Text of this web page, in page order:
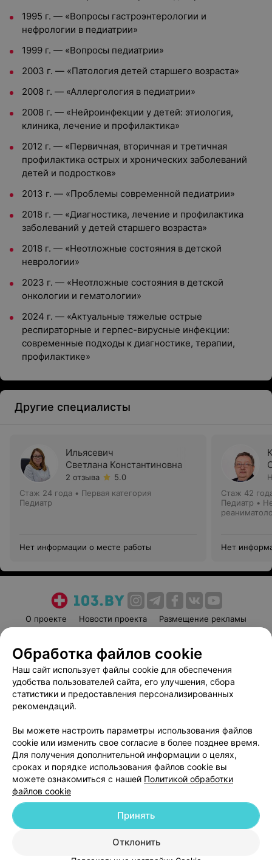
1995 г. — «Вопросы гастроэнтерологии и
нефрологии в педиатрии»
1999 г. — «Вопросы педиатрии»
2003 г. — «Патология детей старшего возраста»
2008 г. — «Аллергология в педиатрии»
2008 г. — «Нейроинфекции у детей: этиология,
клиника, лечение и профилактика»
2012 г. — «Первичная, вторичная и третичная
профилактика острых и хронических заболеваний
детей и подростков»
2013 г. — «Проблемы современной педиатрии»
2018 г. — «Диагностика, лечение и профилактика
заболеваний у детей старшего возраста»
2018 г. — «Неотложные состояния в детской
неврологии»
2023 г. — «Неотложные состояния в детской
онкологии и гематологии»
2024 г. — «Актуальные тяжелые острые
респираторные и герпес-вирусные инфекции:
современные подходы к диагностике, терапии,
профилактике»
Другие специалисты
Ильясевич
Светлана Константиновна
2 отзыва
5.0
Стаж 24 года • Первая категория
Педиатр
Нет информации о месте работы
Стаж 42
Педиатр •
Нет
О проекте Новости проекта
Размещение рекламы
Пользовательское соглашение
Способы оплаты
Вакансии
Партнеры
Написать руководителю 103.by
Обработка персональных данных
© 2026 ООО «Артокс Лаб», УНП 191700409
| 220012, Республика Беларусь,
Служба поддержки +375 291212755
Обработка файлов cookie
Наш сайт использует файлы cookie для обеспечения
удобства пользователей сайта, его улучшения, сбора
статистики и предоставления персонализированных
рекомендаций.
Вы можете настроить параметры использования файлов
cookie или изменить свое согласие в более позднее время.
Для получения дополнительной информации о целях,
сроках и порядке использования файлов cookie вы
можете ознакомиться с нашей Политикой обработки
файлов cookie
Отклонить
Принять